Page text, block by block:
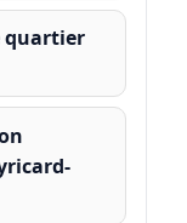
quartier